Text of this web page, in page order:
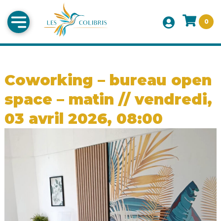
0
Coworking – bureau open
space – matin // vendredi,
03 avril 2026, 08:00